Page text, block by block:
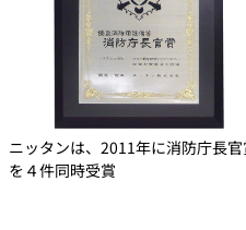
ニッタンは、2011年に消防庁長
を４件同時受賞